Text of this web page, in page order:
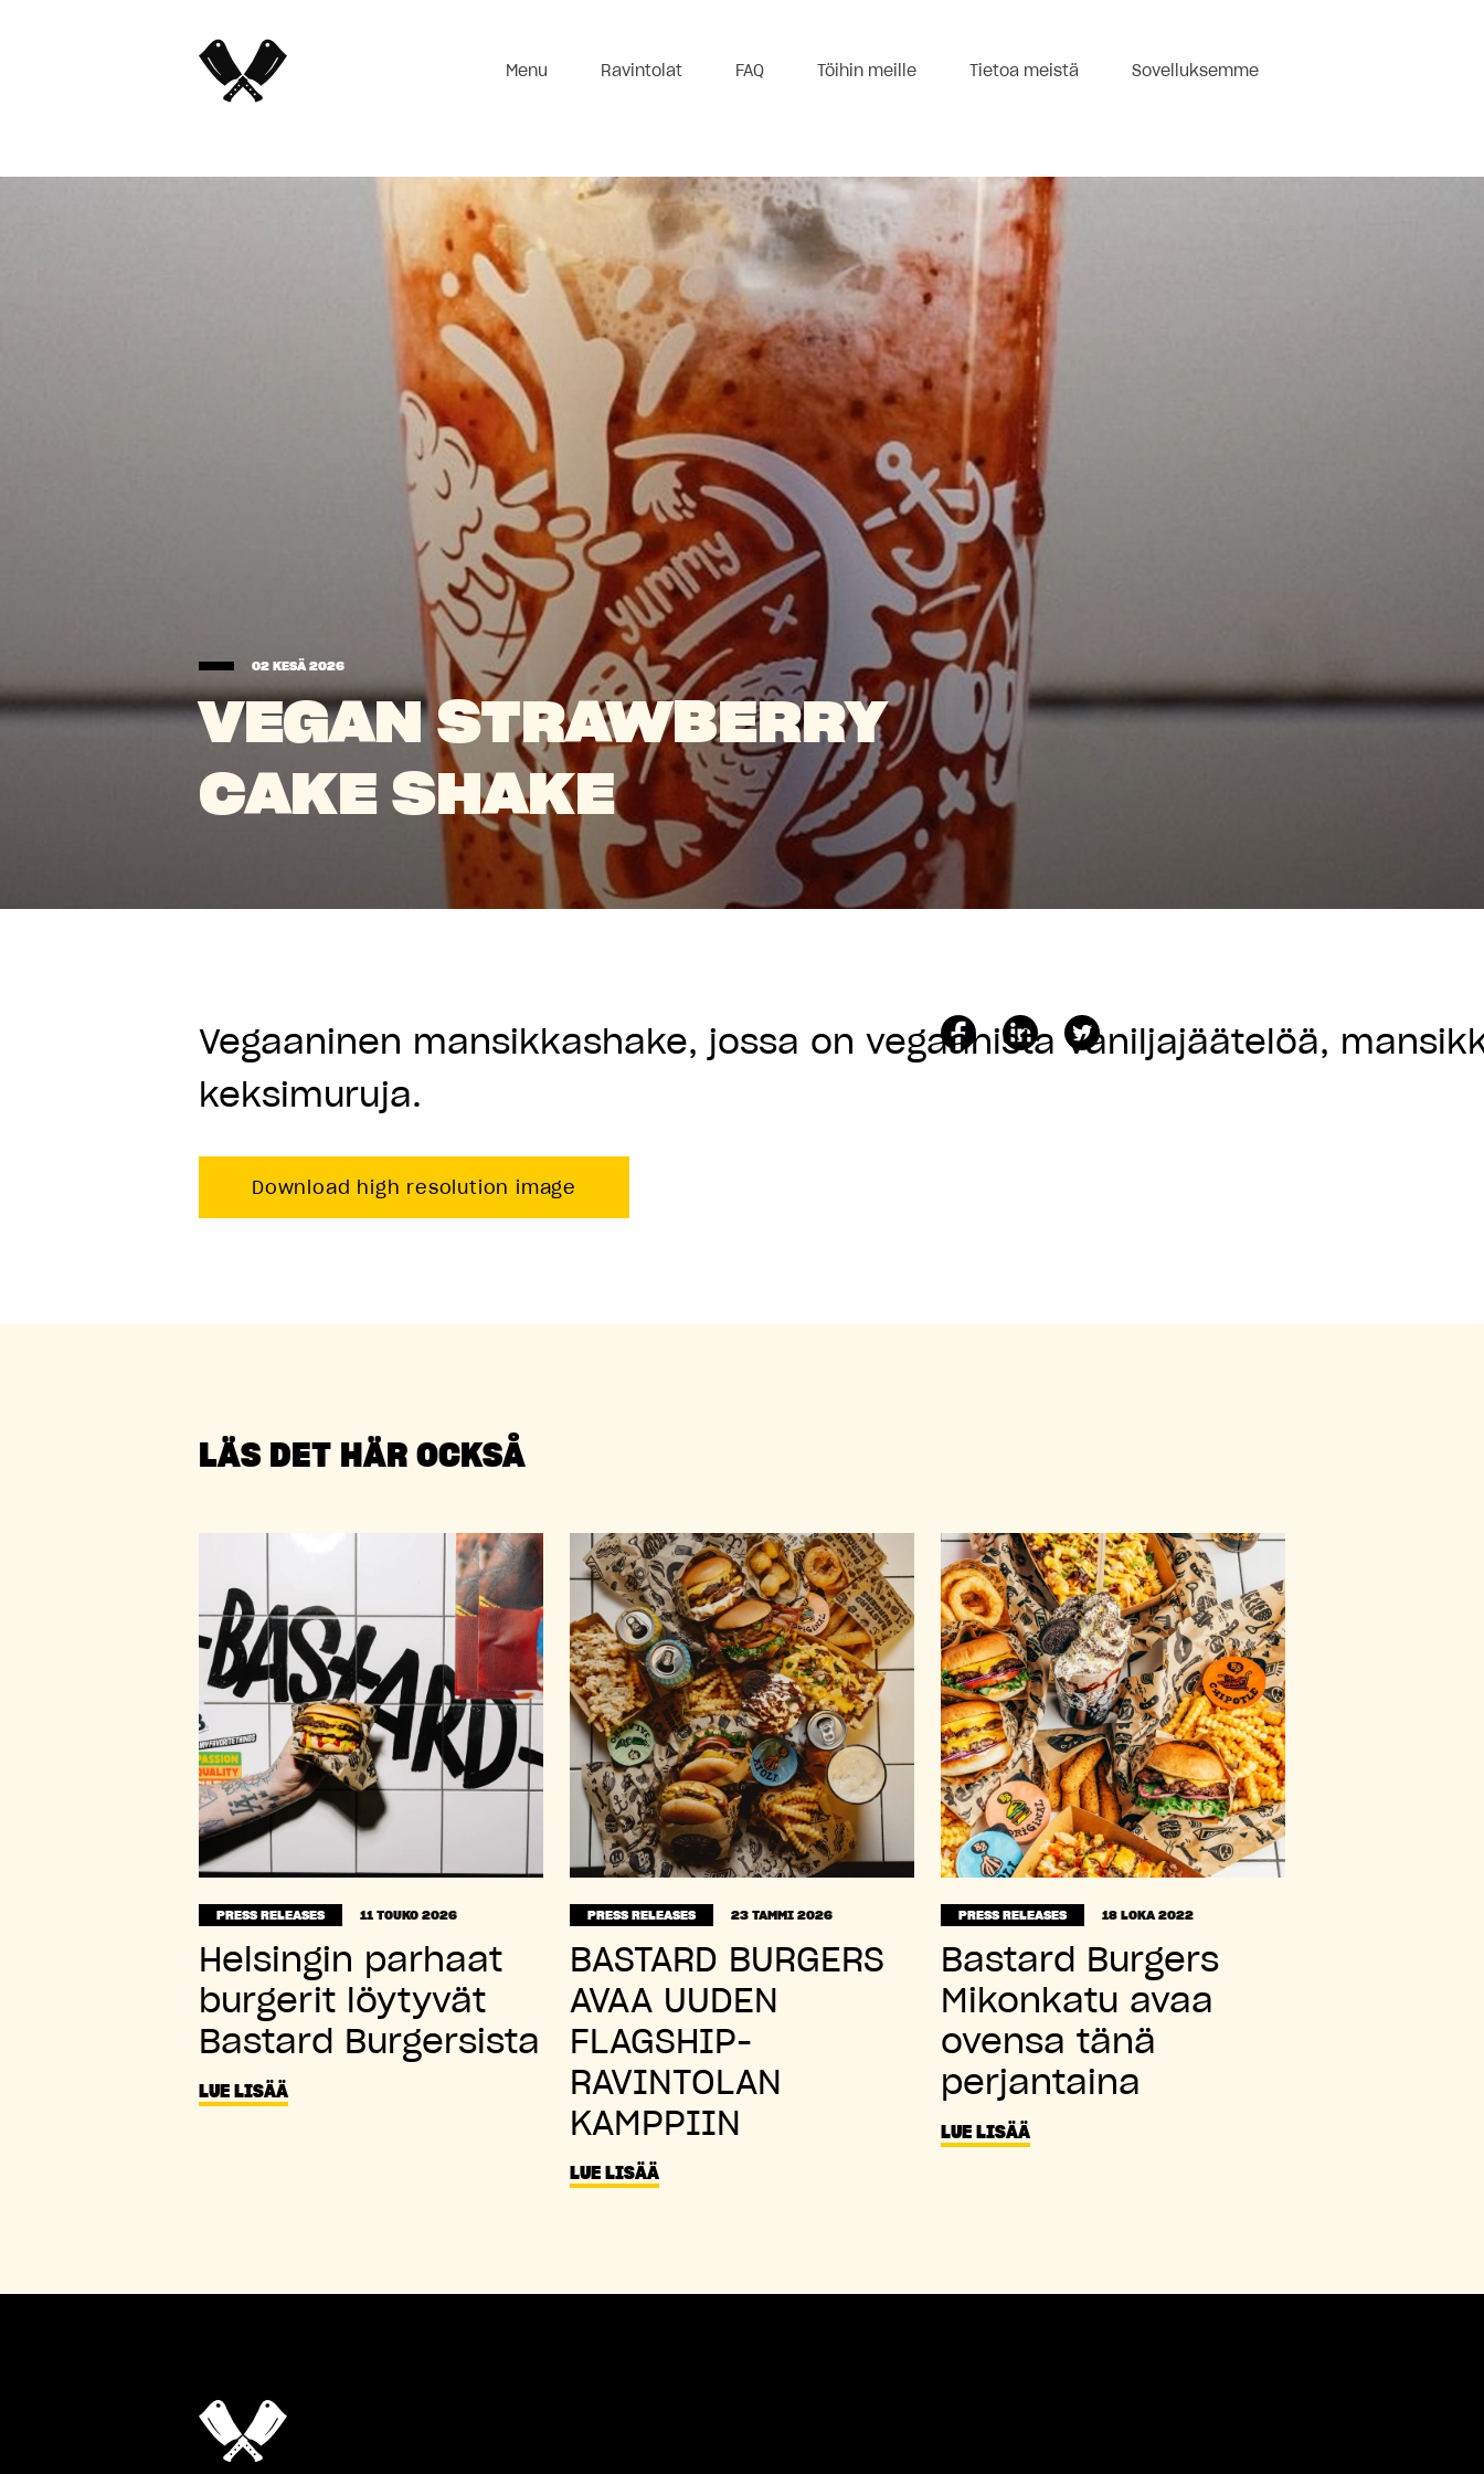
Menu Ravintolat FAQ Töihin meille Tietoa meistä Sovelluksemme
02 KESÄ 2026
VEGAN STRAWBERRY
CAKE SHAKE
Vegaaninen mansikkashake, jossa on vegaanista vaniljajäätelöä,
keksimuruja.
Download high resolution image
LÄS DET HÄR OCKSÅ
PRESS RELEASES 11 TOUKO 2026
Helsingin parhaat
burgerit löytyvät
Bastard Burgersista
LUE LISÄÄ
PRESS RELEASES 23 TAMMI 2026
BASTARD BURGERS
AVAA UUDEN
FLAGSHIP-
RAVINTOLAN
KAMPPIIN
LUE LISÄÄ
PRESS RELEASES 18 LOKA 2022
Bastard Burgers
Mikonkatu avaa
ovensa tänä
perjantaina
LUE LISÄÄ
Helsinki Airport
10:00 - 21:00
09:00 - 00:00
10:30 - 23:00